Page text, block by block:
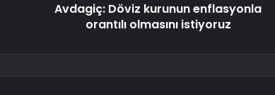
Avdagiç: Döviz kurunun enflasyonla
orantılı olmasını istiyoruz